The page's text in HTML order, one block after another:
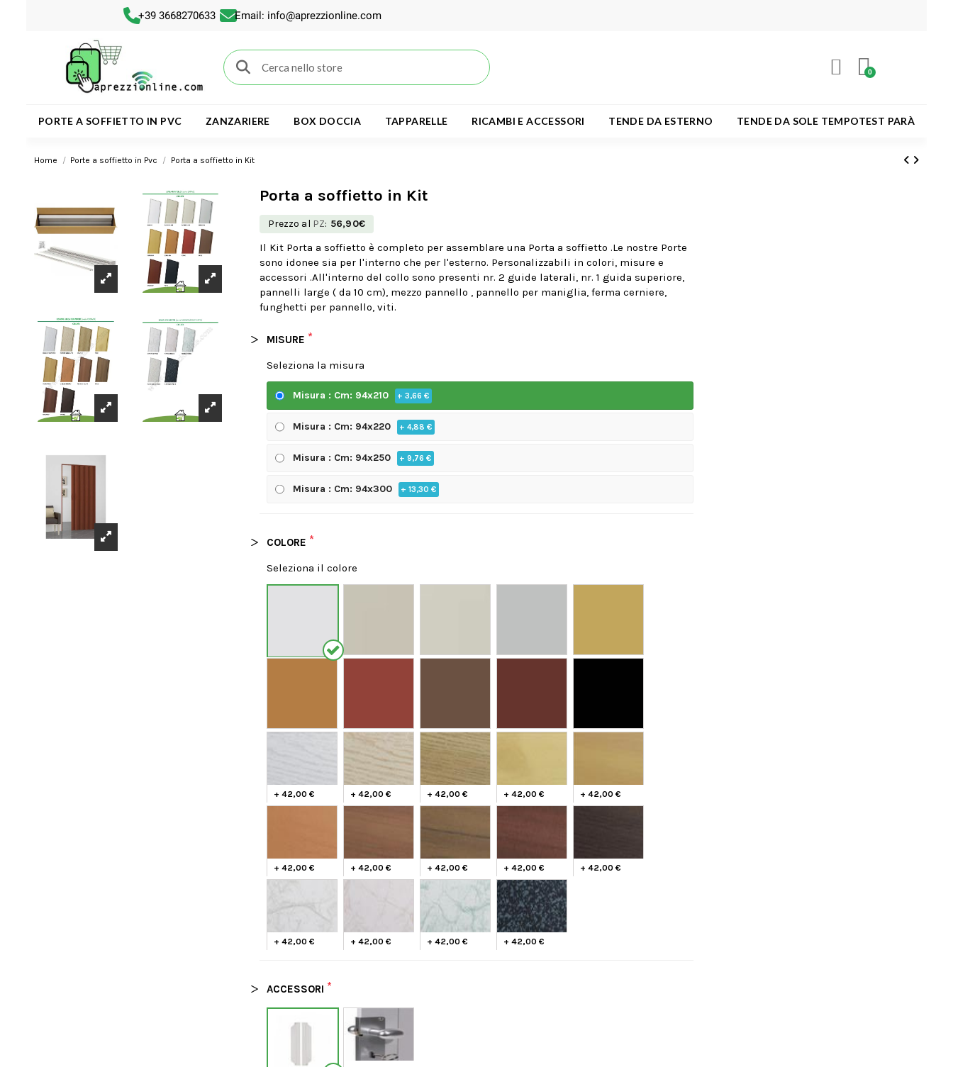
+39 3668270633 Email: info@aprezzionline.com
PORTE A SOFFIETTO IN PVC ZANZARIERE BOX DOCCIA TAPPARELLE RICAMBI E ACCESSORI TENDE DA ESTERNO TENDE DA SOLE TEMPOTEST PARÀ
Home Porte a soffietto in Pvc Porta a soffietto in Kit
Porta a soffietto in Kit
Prezzo al PZ: 56,90€
Il Kit Porta a soffietto è completo per assemblare una Porta a soffietto .Le nostre Porte
sono idonee sia per l'interno che per l'esterno. Personalizzabili in colori, misure e
accessori .All'interno del collo sono presenti nr. 2 guide laterali, nr. 1 guida superiore,
pannelli large ( da 10 cm), mezzo pannello , pannello per maniglia, ferma cerniere,
funghetti per pannello, viti.
MISURE *
Seleziona la misura
Misura : Cm: 94x210 + 3,66 €
Misura : Cm: 94x220 + 4,88 €
Misura : Cm: 94x250 + 9,76 €
Misura : Cm: 94x300 + 13,30 €
COLORE *
Seleziona il colore
+ 42,00 € + 42,00 € + 42,00 € + 42,00 € + 42,00 €
+ 42,00 € + 42,00 € + 42,00 € + 42,00 € + 42,00 €
+ 42,00 € + 42,00 € + 42,00 € + 42,00 €
ACCESSORI *